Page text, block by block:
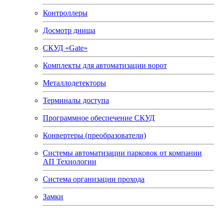
Контроллеры
Досмотр днища
СКУД «Gate»
Комплекты для автоматизации ворот
Металлодетекторы
Терминалы доступа
Программное обеспечение СКУД
Конвертеры (преобразователи)
Системы автоматизации парковок от компании
АП Технологии
Система организации прохода
Замки